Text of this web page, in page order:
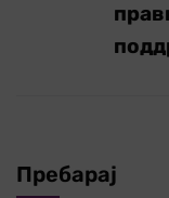
Пребарај